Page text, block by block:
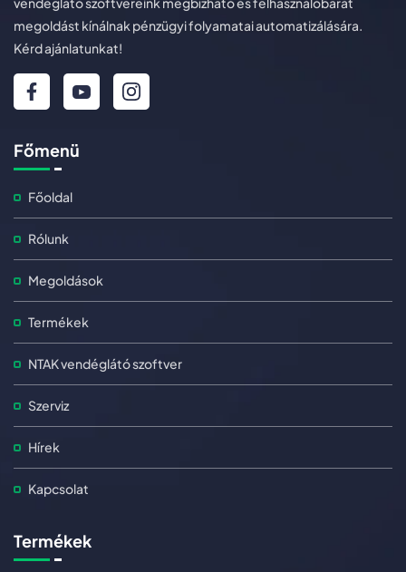
megoldást kínálnak pénzügyi folyamatai automatizálására.
Kérd ajánlatunkat!
Főmenü
Főoldal
Rólunk
Megoldások
Termékek
NTAK vendéglátó szoftver
Szerviz
Hírek
Kapcsolat
Termékek